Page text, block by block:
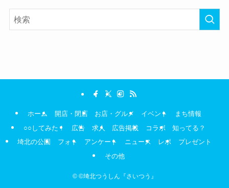
ホーム 開店・閉店 お店・グルメ イベント
まち情報
○○してみた！
広告 求人 広告掲載 コラボ
知ってる？
埼北の公園
フォト アンケート ニュース レポ
プレゼント
その他
©©埼北つうしん『さいつう』